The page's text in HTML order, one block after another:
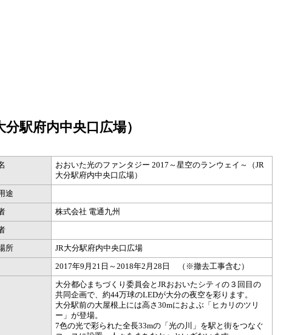
駅府内中央口広場）
おおいた光のファンタジー 2017～星空のランウェイ～（JR
大分駅府内中央口広場）
途
株式会社 電通九州
所 JR大分駅府内中央口広場
2017年9月21日～2018年2月28日 （※撤去工事含む）
大分都心まちづくり委員会とJRおおいたシティの３回目の
共同企画で、約44万球のLEDが大分の夜空を彩ります。
大分駅前の大屋根上には高さ30mにおよぶ「ヒカリのツリ
ー」が登場。
7色の光で彩られた全長33mの「光の川」を駅と街をつなぐ